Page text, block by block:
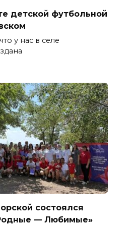
детской футбольной
у нас в селе
состоялся
— Любимые»